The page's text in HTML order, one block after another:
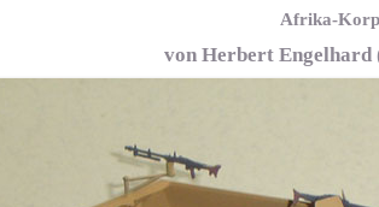
Afrika-
von Herbert Engelhard